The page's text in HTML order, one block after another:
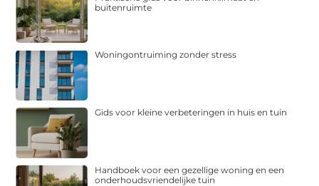
buitenruimte
Woningontruiming zonder stress
Gids voor kleine verbeteringen in huis en tuin
Handboek voor een gezellige woning en een
onderhoudsvriendelijke tuin